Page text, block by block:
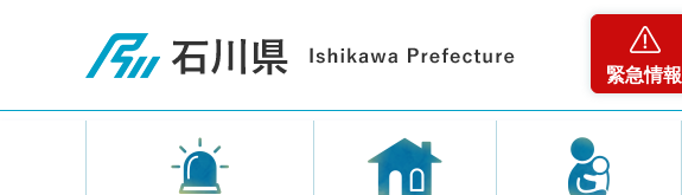
石川県
緊急情報